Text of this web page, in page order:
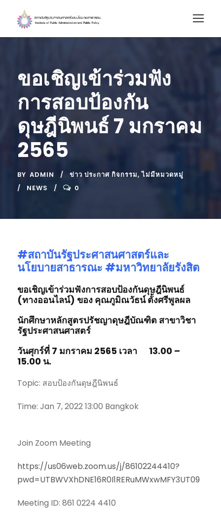
ขอเชิญเข้าร่วมฟัง
การสอบป้องกัน
ดุษฎีนิพนธ์ 7 มกราคม
2565
BY ADMIN ข่าว ประกาศ กิจกรรม, ไม่มีหมวดหมู่
NEWS
0
#สถาบันรัฐประศาสนศาสตร์และ
นโยบายสาธารณะ #มหาวิทยาลัยรังสิต
ขอเชิญเข้าร่วมฟังการสอบป้องกันดุษฎีนิพนธ์
(ทางออนไลน์) ของ คุณภูมิณวัธน์ ตั้งศรีพูลผล
นักศึกษาหลักสูตรปรัชญาดุษฎีบัณฑิต สาขาวิชา
รัฐประศาสนศาสตร์
วันศุกร์ที่ 7 มกราคม 2565 เวลา 13.00 –
15.00 น.
Topic: สอบป้องกันดุษฎีนิพนธ์
Time: Jan 7, 2022 13:00 Bangkok
Join Zoom Meeting
https://us06web.zoom.us/j/86102244410?
pwd=UTBWVXhDNE16R0I1RERuMWxwMFY3UT09
Meeting ID: 861 0224 4410